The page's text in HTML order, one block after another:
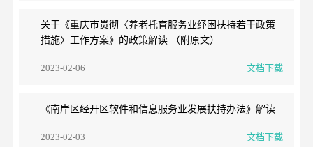
关于《重庆市贯彻〈养老托育服务业纾困扶持若干政策
措施〉工作方案》的政策解读 （附原文）
2023-02-06 文档下载
《南岸区经开区软件和信息服务业发展扶持办法》解读
2023-02-03 文档下载